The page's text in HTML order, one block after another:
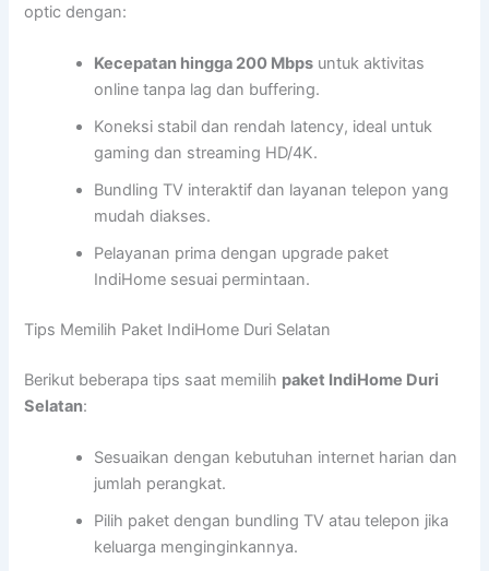
optic dengan:
Kecepatan hingga 200 Mbps untuk aktivitas
online tanpa lag dan buffering.
Koneksi stabil dan rendah latency, ideal untuk
gaming dan streaming HD/4K.
Bundling TV interaktif dan layanan telepon yang
mudah diakses.
Pelayanan prima dengan upgrade paket
IndiHome sesuai permintaan.
Tips Memilih Paket IndiHome Duri Selatan
Berikut beberapa tips saat memilih paket IndiHome Duri
Selatan:
Sesuaikan dengan kebutuhan internet harian dan
jumlah perangkat.
Pilih paket dengan bundling TV atau telepon jika
keluarga menginginkannya.